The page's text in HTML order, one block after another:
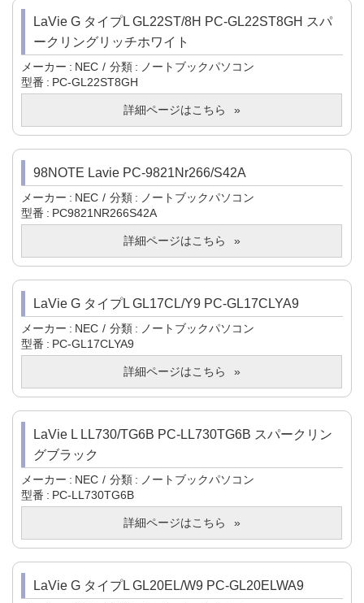
LaVie G タイプL GL22ST/8H PC-GL22ST8GH スパ
ークリングリッチホワイト
メーカー NEC 分類
ノートブックパソコン
型番
PC-GL22ST8GH
詳細ページはこちら
98NOTE Lavie PC-9821Nr266/S42A
メーカー NEC 分類
ノートブックパソコン
型番
PC9821NR266S42A
詳細ページはこちら
LaVie G タイプL GL17CL/Y9 PC-GL17CLYA9
メーカー NEC 分類
ノートブックパソコン
型番
PC-GL17CLYA9
詳細ページはこちら
LaVie L LL730/TG6B PC-LL730TG6B スパークリン
グブラック
メーカー NEC 分類
ノートブックパソコン
型番
PC-LL730TG6B
詳細ページはこちら
LaVie G タイプL GL20EL/W9 PC-GL20ELWA9